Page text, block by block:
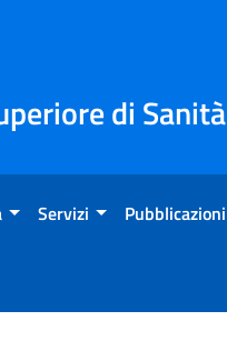
di Sanità
Servizi Pubblicazioni